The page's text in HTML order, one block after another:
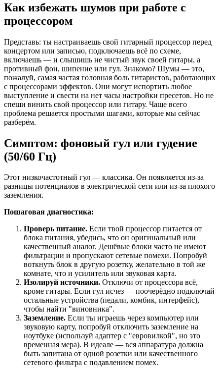
Как избежать шумов при работе с
процессором
Представь: ты настраиваешь свой гитарный процессор перед
концертом или записью, подключаешь всё по схеме,
включаешь — и слышишь не чистый звук своей гитары, а
противный фон, шипение или гул. Знакомо? Шумы — это,
пожалуй, самая частая головная боль гитаристов, работающих
с процессорами эффектов. Они могут испортить любое
выступление и свести на нет часы настройки пресетов. Но не
спеши винить свой процессор или гитару. Чаще всего
проблема решается простыми шагами, которые мы сейчас
разберём.
Симптом: фоновый гул или гудение
(50/60 Гц)
Этот низкочастотный гул — классика. Он появляется из-за
разницы потенциалов в электрической сети или из-за плохого
заземления.
Пошаговая диагностика:
Проверь питание. Если твой процессор питается от
блока питания, убедись, что он оригинальный или
качественный аналог. Дешёвые блоки часто не имеют
фильтрации и пропускают сетевые помехи. Попробуй
воткнуть блок в другую розетку, желательно в той же
комнате, что и усилитель или звуковая карта.
Изолируй источники. Отключи от процессора всё,
кроме гитары. Если гул исчез — поочерёдно подключай
остальные устройства (педали, комбик, интерфейс),
чтобы найти "виновника".
Заземление. Если ты играешь через компьютер или
звуковую карту, попробуй отключить заземление на
ноутбуке (используй адаптер с "евровилкой", но это
временная мера). В идеале — вся аппаратура должна
быть запитана от одной розетки или качественного
сетевого фильтра с подавлением помех.